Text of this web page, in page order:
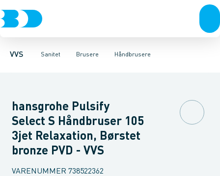
VVS Sanitet
Rør & fittingsPressfittings & rørKuglehaner & ventiler
Brusere
Toiletter, sæder og cisterner VaskeArmaturer
Håndbrusere
HåndbrusereBruseslanger BrusesætBrusestænger
hansgrohe Pulsify
Select S Håndbruser 105
3jet Relaxation, Børstet
bronze PVD - VVS
VARENUMMER 738522362